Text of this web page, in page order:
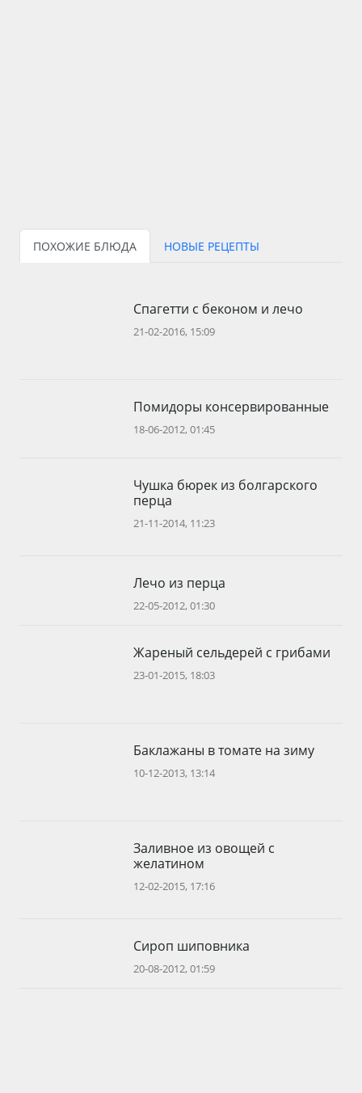
ПОХОЖИЕ БЛЮДА НОВЫЕ РЕЦЕПТЫ
Спагетти с беконом и лечо
21-02-2016, 15:09
Помидоры консервированные
18-06-2012, 01:45
Чушка бюрек из болгарского
перца
21-11-2014, 11:23
Лечо из перца
22-05-2012, 01:30
Жареный сельдерей с грибами
23-01-2015, 18:03
Баклажаны в томате на зиму
10-12-2013, 13:14
Заливное из овощей с
желатином
12-02-2015, 17:16
Сироп шиповника
20-08-2012, 01:59